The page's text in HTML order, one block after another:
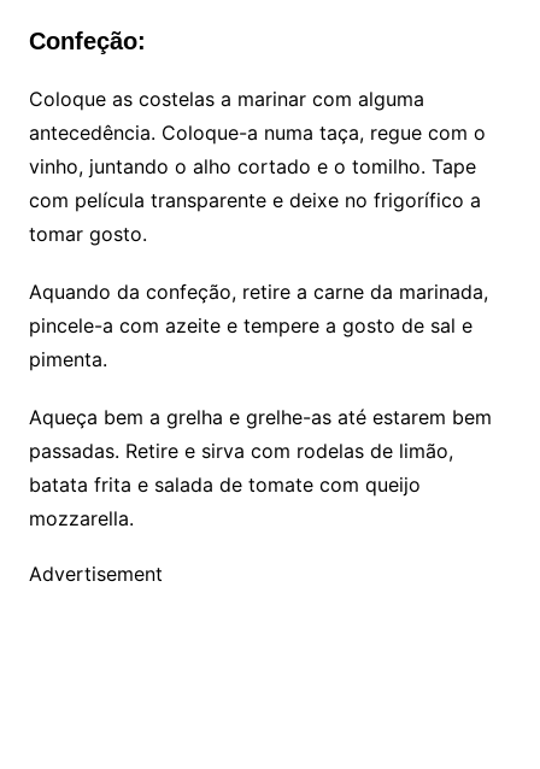
Confeção:
Coloque as costelas a marinar com alguma
antecedência. Coloque-a numa taça, regue com o
vinho, juntando o alho cortado e o tomilho. Tape
com película transparente e deixe no frigorífico a
tomar gosto.
Aquando da confeção, retire a carne da marinada,
pincele-a com azeite e tempere a gosto de sal e
pimenta.
Aqueça bem a grelha e grelhe-as até estarem bem
passadas. Retire e sirva com rodelas de limão,
batata frita e salada de tomate com queijo
mozzarella.
Advertisement